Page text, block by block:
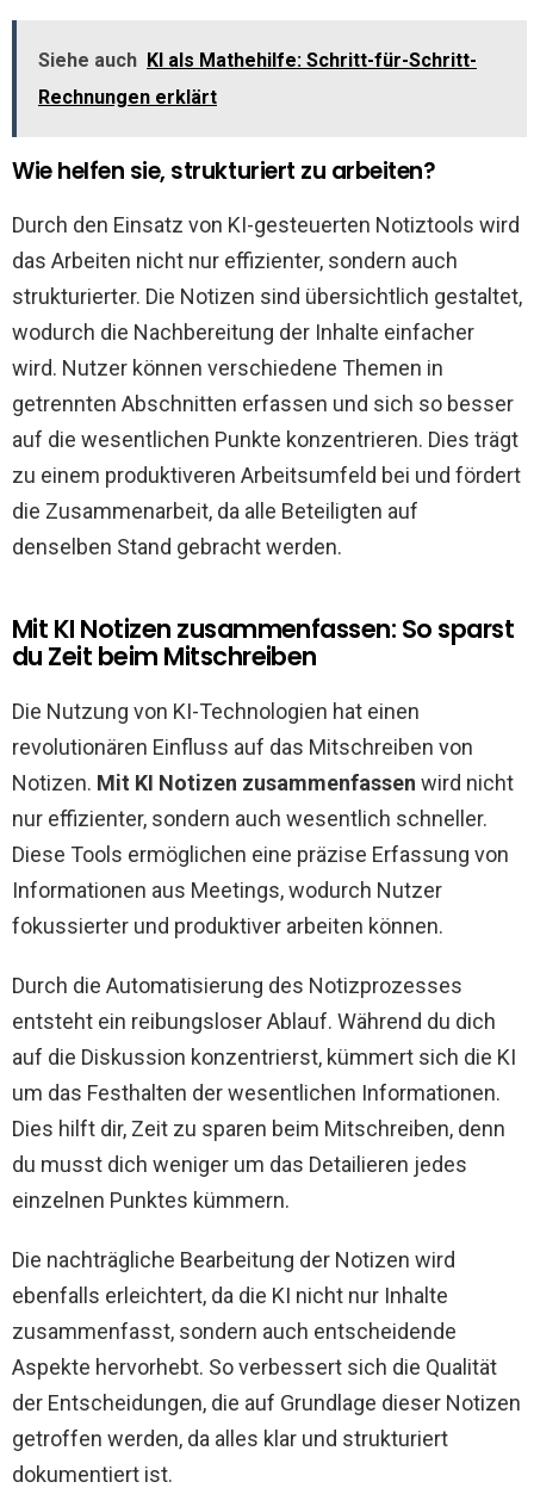
Siehe auch KI als Mathehilfe: Schritt-für-Schritt-
Rechnungen erklärt
Wie helfen sie, strukturiert zu arbeiten?
Durch den Einsatz von KI-gesteuerten Notiztools wird
das Arbeiten nicht nur effizienter, sondern auch
strukturierter. Die Notizen sind übersichtlich gestaltet,
wodurch die Nachbereitung der Inhalte einfacher
wird. Nutzer können verschiedene Themen in
getrennten Abschnitten erfassen und sich so besser
auf die wesentlichen Punkte konzentrieren. Dies trägt
zu einem produktiveren Arbeitsumfeld bei und fördert
die Zusammenarbeit, da alle Beteiligten auf
denselben Stand gebracht werden.
Mit KI Notizen zusammenfassen: So sparst
du Zeit beim Mitschreiben
Die Nutzung von KI-Technologien hat einen
revolutionären Einfluss auf das Mitschreiben von
Notizen. Mit KI Notizen zusammenfassen wird nicht
nur effizienter, sondern auch wesentlich schneller.
Diese Tools ermöglichen eine präzise Erfassung von
Informationen aus Meetings, wodurch Nutzer
fokussierter und produktiver arbeiten können.
Durch die Automatisierung des Notizprozesses
entsteht ein reibungsloser Ablauf. Während du dich
auf die Diskussion konzentrierst, kümmert sich die KI
um das Festhalten der wesentlichen Informationen.
Dies hilft dir, Zeit zu sparen beim Mitschreiben, denn
du musst dich weniger um das Detailieren jedes
einzelnen Punktes kümmern.
Die nachträgliche Bearbeitung der Notizen wird
ebenfalls erleichtert, da die KI nicht nur Inhalte
zusammenfasst, sondern auch entscheidende
Aspekte hervorhebt. So verbessert sich die Qualität
der Entscheidungen, die auf Grundlage dieser Notizen
getroffen werden, da alles klar und strukturiert
dokumentiert ist.